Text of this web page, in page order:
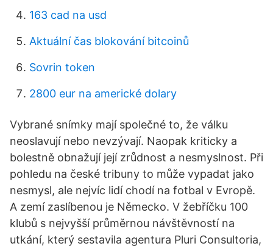
163 cad na usd
Aktuální čas blokování bitcoinů
Sovrin token
2800 eur na americké dolary
Vybrané snímky mají společné to, že válku
neoslavují nebo nevzývají. Naopak kriticky a
bolestně obnažují její zrůdnost a nesmyslnost. Při
pohledu na české tribuny to může vypadat jako
nesmysl, ale nejvíc lidí chodí na fotbal v Evropě.
A zemí zaslíbenou je Německo. V žebříčku 100
klubů s nejvyšší průměrnou návštěvností na
utkání, který sestavila agentura Pluri Consultoria,